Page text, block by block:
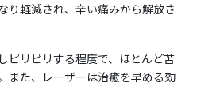
り軽減され、辛い痛みから解放さ
ピリピリする程度で、ほとんど苦
また、レーザーは治癒を早める効